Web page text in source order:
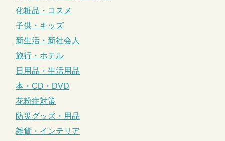
化粧品・コスメ
子供・キッズ
新生活・新社会人
旅行・ホテル
日用品・生活用品
本・CD・DVD
花粉症対策
防災グッズ・用品
雑貨・インテリア